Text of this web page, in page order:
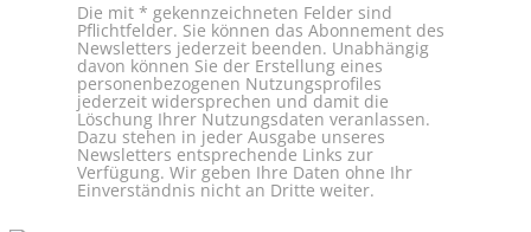
Die mit * gekennzeichneten Felder sind
Pflichtfelder. Sie können das Abonnement des
Newsletters jederzeit beenden. Unabhängig
davon können Sie der Erstellung eines
personenbezogenen Nutzungsprofiles
jederzeit widersprechen und damit die
Löschung Ihrer Nutzungsdaten veranlassen.
Dazu stehen in jeder Ausgabe unseres
Newsletters entsprechende Links zur
Verfügung. Wir geben Ihre Daten ohne Ihr
Einverständnis nicht an Dritte weiter.